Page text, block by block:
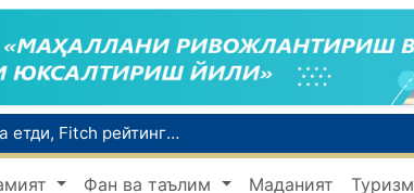
Микрокредитбанк активлари 30,7 трлн сўмга етди, Fitch рейтингни BB даражасига оширди
Малайзия Марказий Осиёда тиббий туризм йўналиши сифатидаги мавқеини мустаҳкамламоқда
Фан ва таълим Маданият Туризм